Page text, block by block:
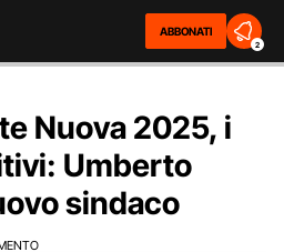
ABBONATI
2
Nuova 2025, i
Umberto
sindaco